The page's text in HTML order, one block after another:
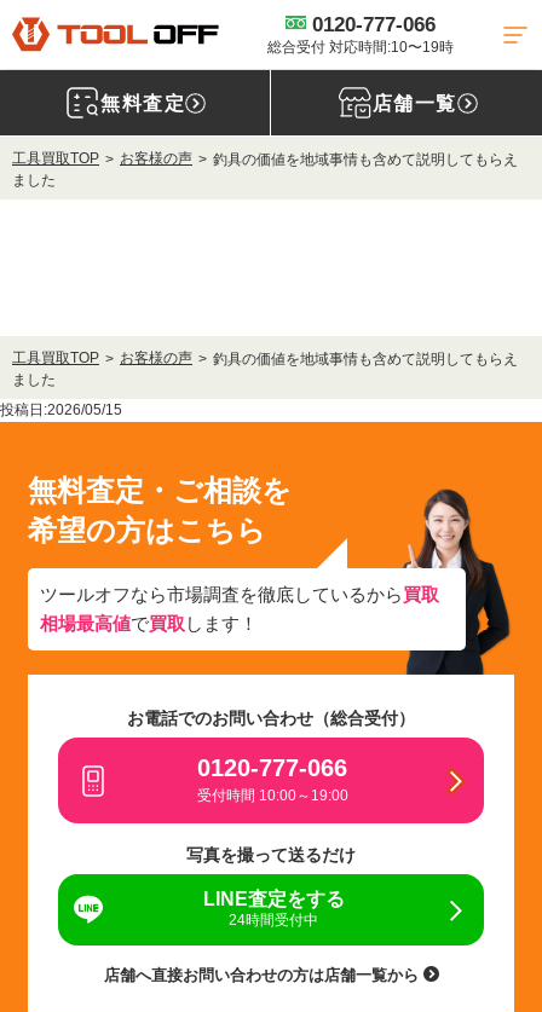
0120-777-066
総合受付 対応時間:10〜19時
無料査定 店舗一覧
工具買取TOP お客様の声
釣具の価値を地域事情も含めて説明してもらえ
ました
工具買取TOP お客様の声
釣具の価値を地域事情も含めて説明してもらえ
ました
投稿日:2026/05/15
無料査定・ご相談を
希望の方はこちら
ツールオフなら市場調査を徹底しているから買取
相場最高値で買取 します！
お電話でのお問い合わせ（総合受付）
0120-777-066
受付時間 10:00～19:00
写真を撮って送るだけ
LINE査定をする
24時間受付中
店舗へ直接お問い合わせの方は店舗一覧から